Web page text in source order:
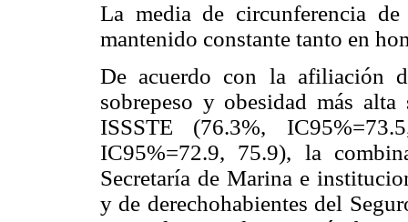
La media de circunferencia
mantenido constante tanto en
De acuerdo con la afiliación
sobrepeso y obesidad más
ISSSTE (76.3%,
IC95%=72.9, 75.9), la
Secretaría de Marina e
y de derechohabientes del